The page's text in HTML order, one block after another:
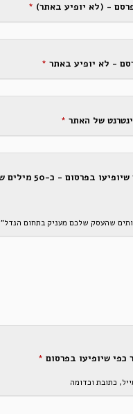
- (לא יופיע באתר) *
- לא יופיע באתר *
של האתר *
פרטי העסק כפי
שהעסק שלכם מעניק בתחום
כפי שיופיעו בפרסום *
כתובת וכדומה